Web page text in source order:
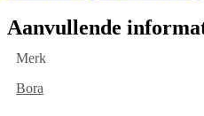
Aanvullende
Merk
Bora